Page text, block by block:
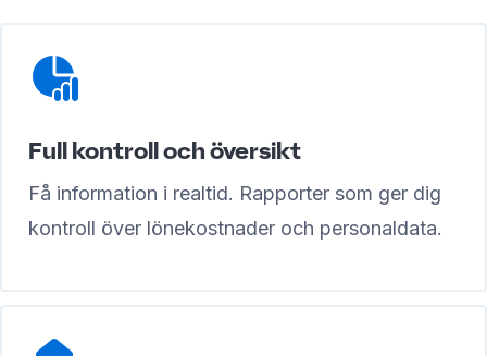
Full kontroll och översikt
Få information i realtid. Rapporter som ger dig
kontroll över lönekostnader och personaldata.